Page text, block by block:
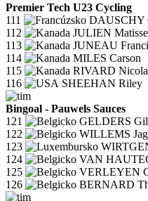
Premier Tech U23 Cycling
111
DAUSCHY
112
JULIEN Matisse
113
JUNEAU
114
MILES Carson
115
RIVARD
116
SHEEHAN Riley
Bingoal - Pauwels Sauces
121
GELDERS Gil
122
WILLEMS
123
124
VAN
125
VERLEYEN
126
BERNARD